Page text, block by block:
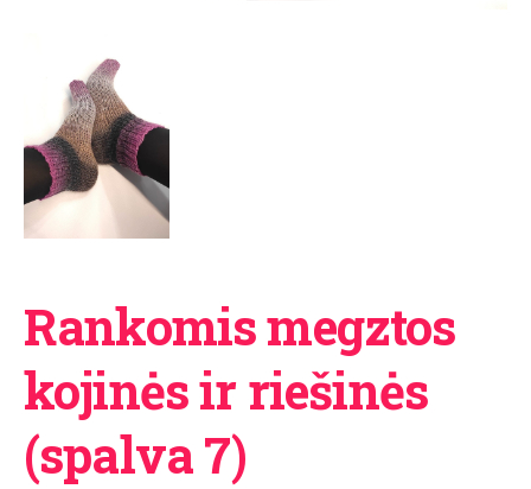
Rankomis megztos
kojinės ir riešinės
(spalva 7)